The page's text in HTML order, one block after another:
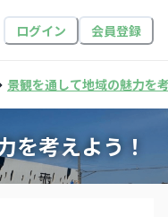
ログイン 会員登録
景観を通して地域の魅力を
を考えよう！